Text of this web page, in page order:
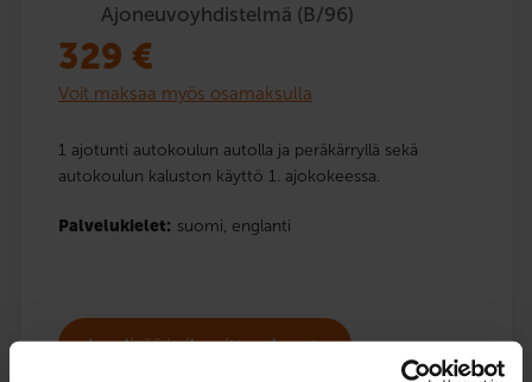
Ajoneuvoyhdistelmä (B/96)
329 €
Voit maksaa myös osamaksulla
1 ajotunti autokoulun autolla ja peräkärryllä sekä
autokoulun kaluston käyttö 1. ajokokeessa.
Palvelukielet: suomi, englanti
Lue lisää ja ilmoittaudu